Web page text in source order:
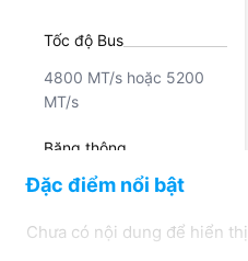
Tốc độ Bus
4800 MT/s hoặc 5200
MT/s
Băng thông
~38.4 GB/s (4800) /
Đặc điểm nổi bật
Chưa có nội dung để hiển thị